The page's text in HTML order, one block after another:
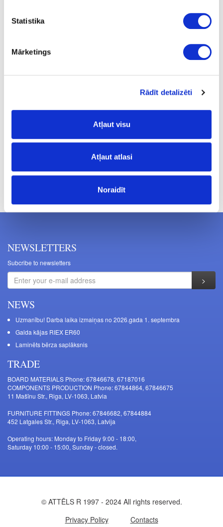
Statistika
Mārketings
Rādīt detalizēti
Atļaut visu
Atļaut atlasi
Noraidīt
Prices excluding VAT. The indicated prices may be changed
NEWSLETTERS
Subcribe to newsletters
NEWS
Uzmanību! Darba laika izmaiņas no 2026.gada 1. septembra
Galda kājas RIEX ER60
Laminēts bērza saplāksnis
TRADE
BOARD MATERIALS Phone: 67846678, 67187016
COMPONENTS PRODUCTION Phone: 67844864, 67846675
11 Mašīnu Str., Riga, LV-1063, Latvia
FURNITURE FITTINGS Phone: 67846682, 67844884
452 Latgales Str., Riga, LV-1063, Latvija
Operating hours: Monday to Friday 9:00 - 18:00,
Saturday 10:00 - 15:00, Sunday - closed.
© ATTĒLS R 1997 - 2024 All rights reserved.
Privacy Policy
Contacts